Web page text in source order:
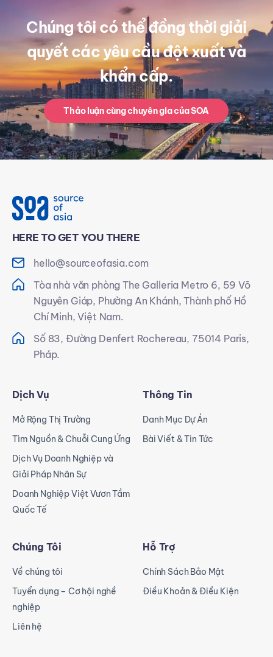
Chúng tôi có thể đồng thời giải
quyết các yêu cầu đột xuất và
khẩn cấp.
Thảo luận cùng chuyên gia của SOA
HERE TO GET YOU THERE
hello@sourceofasia.com
Tòa nhà văn phòng The Galleria Metro 6, 59 Võ
Nguyên Giáp, Phường An Khánh, Thành phố Hồ
Chí Minh, Việt Nam.
Số 83, Đường Denfert Rochereau, 75014 Paris,
Pháp.
Dịch Vụ
Mở Rộng Thị Trường
Tìm Nguồn & Chuỗi Cung Ứng
Dịch Vụ Doanh Nghiệp và
Giải Pháp Nhân Sự
Doanh Nghiệp Việt Vươn Tầm
Quốc Tế
Thông Tin
Danh Mục Dự Án
Bài Viết & Tin Tức
Chúng Tôi
Về chúng tôi
Tuyển dụng – Cơ hội nghề
nghiệp
Liên hệ
Hỗ Trợ
Chính Sách Bảo Mật
Điều Khoản & Điều Kiện